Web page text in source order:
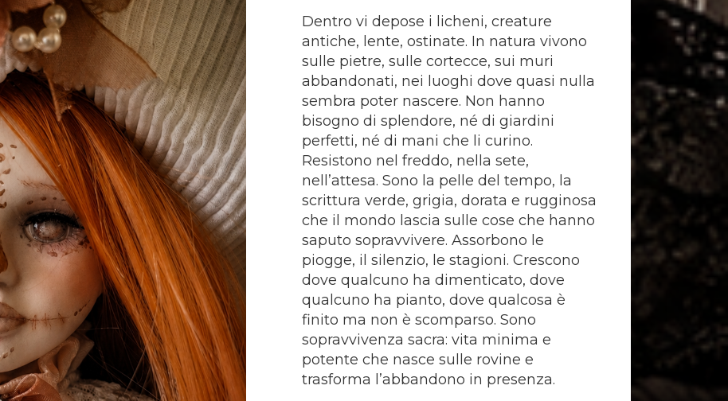
Dentro vi depose i licheni, creature
antiche, lente, ostinate. In natura vivono
sulle pietre, sulle cortecce, sui muri
abbandonati, nei luoghi dove quasi nulla
sembra poter nascere. Non hanno
bisogno di splendore, né di giardini
perfetti, né di mani che li curino.
Resistono nel freddo, nella sete,
nell’attesa. Sono la pelle del tempo, la
scrittura verde, grigia, dorata e rugginosa
che il mondo lascia sulle cose che hanno
saputo sopravvivere. Assorbono le
piogge, il silenzio, le stagioni. Crescono
dove qualcuno ha dimenticato, dove
qualcuno ha pianto, dove qualcosa è
finito ma non è scomparso. Sono
sopravvivenza sacra: vita minima e
potente che nasce sulle rovine e
trasforma l’abbandono in presenza.